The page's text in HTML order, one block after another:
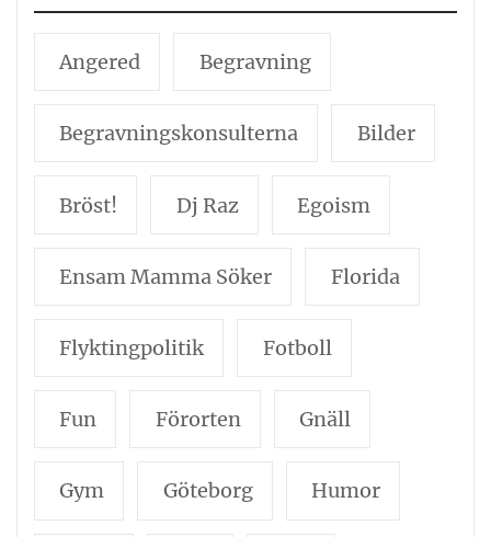
Angered Begravning
Begravningskonsulterna Bilder
Bröst! Dj Raz Egoism
Ensam Mamma Söker Florida
Flyktingpolitik Fotboll
Fun Förorten Gnäll
Gym Göteborg Humor